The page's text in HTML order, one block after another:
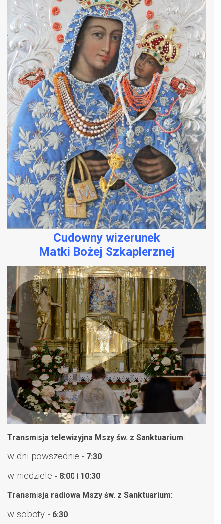
Cudowny wizerunek
Matki Bożej Szkaplerznej
Transmisja telewizyjna Mszy św. z Sanktuarium:
w dni powszednie - 7:30
w niedziele - 8:00 i 10:30
Transmisja radiowa Mszy św. z Sanktuarium:
w soboty - 6:30